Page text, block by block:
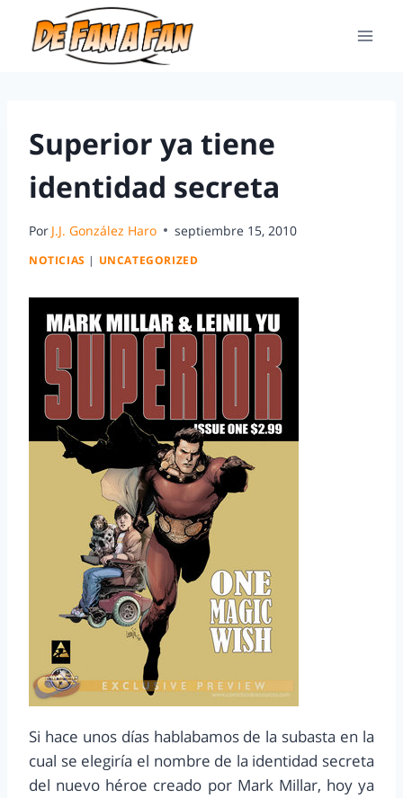
Superior ya tiene
identidad secreta
Por J.J. González Haro septiembre 15, 2010
NOTICIAS | UNCATEGORIZED
Si hace unos días hablabamos de la subasta en la
cual se elegiría el nombre de la identidad secreta
del nuevo héroe creado por Mark Millar, hoy ya